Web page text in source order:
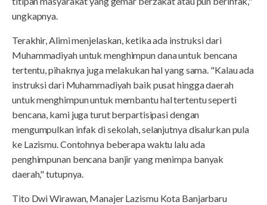
ungkapnya.
Terakhir, Alimi menjelaskan, ketika ada instruksi dari
Muhammadiyah untuk menghimpun dana untuk bencana
tertentu, pihaknya juga melakukan hal yang sama. "Kalau ada
instruksi dari Muhammadiyah baik pusat hingga daerah
untuk menghimpun untuk membantu hal tertentu seperti
bencana, kami juga turut berpartisipasi dengan
mengumpulkan infak di sekolah, selanjutnya disalurkan pula
ke Lazismu. Contohnya beberapa waktu lalu ada
penghimpunan bencana banjir yang menimpa banyak
daerah," tutupnya.
Tito Dwi Wirawan, Manajer Lazismu Kota Banjarbaru